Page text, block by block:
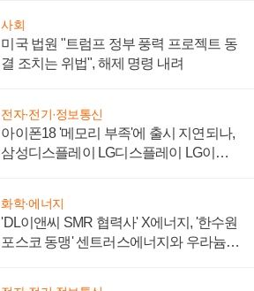
사회
미국 법원 "트럼프 정부 풍력 프로젝트 동
결 조치는 위법", 해제 명령 내려
전자·전기·정보통신
아이폰18 '메모리 부족'에 출시 지연되나,
삼성디스플레이 LG디스플레이 LG이노
화학·에너지
'DL이앤씨 SMR 협력사' X에너지, '한수원
포스코 동맹' 센트러스에너지와 우라늄